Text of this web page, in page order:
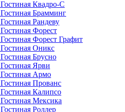
Гостиная Квадро-С
Гостиная Брамминг
Гостиная Рандеву
Гостиная Форест
Гостиная Форест Графит
Гостиная Оникс
Гостиная Брусно
Гостиная Ярви
Гостиная Армо
Гостиная Прованс
Гостиная Калипсо
Гостиная Мексика
Гостиная Роллер